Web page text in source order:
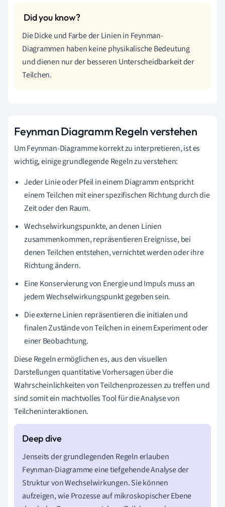
Die Dicke und Farbe der Linien in Feynman-
Diagrammen haben keine physikalische Bedeutung
und dienen nur der besseren Unterscheidbarkeit der
Teilchen.
Feynman Diagramm Regeln verstehen
Um Feynman-Diagramme korrekt zu interpretieren, ist es
wichtig, einige grundlegende Regeln zu verstehen:
Jeder Linie oder Pfeil in einem Diagramm entspricht
einem Teilchen mit einer spezifischen Richtung durch die
Zeit oder den Raum.
Wechselwirkungspunkte, an denen Linien
zusammenkommen, repräsentieren Ereignisse, bei
denen Teilchen entstehen, vernichtet werden oder ihre
Richtung ändern.
Eine Konservierung von Energie und Impuls muss an
jedem Wechselwirkungspunkt gegeben sein.
Die externe Linien repräsentieren die initialen und
finalen Zustände von Teilchen in einem Experiment oder
einer Beobachtung.
Diese Regeln ermöglichen es, aus den visuellen
Darstellungen quantitative Vorhersagen über die
Wahrscheinlichkeiten von Teilchenprozessen zu treffen und
sind somit ein machtvolles Tool für die Analyse von
Teilcheninteraktionen.
Jenseits der grundlegenden Regeln erlauben
Feynman-Diagramme eine tiefgehende Analyse der
Struktur von Wechselwirkungen. Sie können
aufzeigen, wie Prozesse auf mikroskopischer Ebene